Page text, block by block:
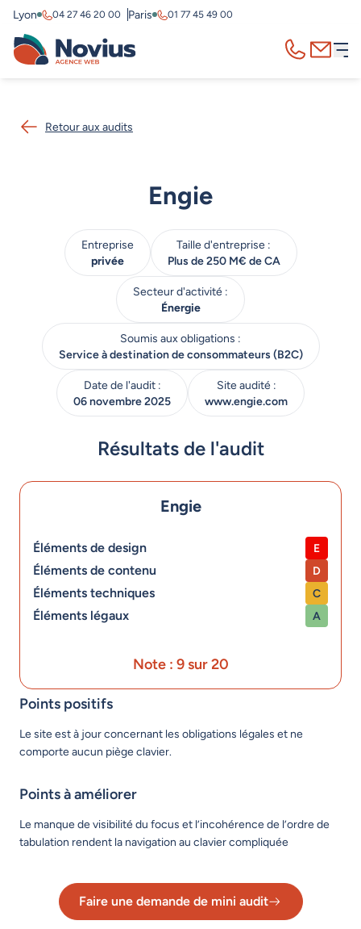
Lyon 04 27 46 20 00 Paris 01 77 45 49 00
Retour aux audits
Engie
Entreprise
privée
Taille d'entreprise :
Plus de 250 M€ de CA
Secteur d'activité :
Énergie
Soumis aux obligations :
Service à destination de consommateurs (B2C)
Date de l'audit :
06 novembre 2025
Site audité :
www.engie.com
Résultats de l'audit
Engie
Éléments de design E
Éléments de contenu D
Éléments techniques C
Éléments légaux A
Note : 9 sur 20
Points positifs
Le site est à jour concernant les obligations légales et ne
comporte aucun piège clavier.
Points à améliorer
Le manque de visibilité du focus et l’incohérence de l’ordre de
tabulation rendent la navigation au clavier compliquée
Faire une demande de mini audit
Lien vers le formulaire de